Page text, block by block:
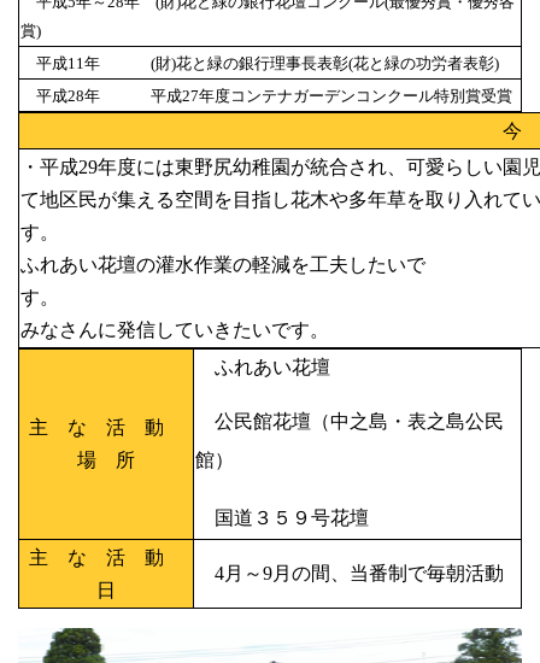
賞)
平成11年 (財)花と緑の銀行理事長表彰(花と緑の功労者表彰)
平成28年 平成27年度コンテナガーデンコンクール特別賞受賞
今
・平成29年度には東野尻幼稚園が統合され、可愛らしい
て地区民が集える空間を目指し花木や多年草を取り入れて
す
ふれあい花壇の灌水作業の軽減を工夫したいで
す。 ・寄せ植え教
みなさんに発信していきたいです。
主 な 活 動
場 所
ふれあい花壇
公民館花壇（中之島・表之島公民
館）
国道３５９号花壇
主 な 活 動
日
4月～9月の間、当番制で毎朝活動